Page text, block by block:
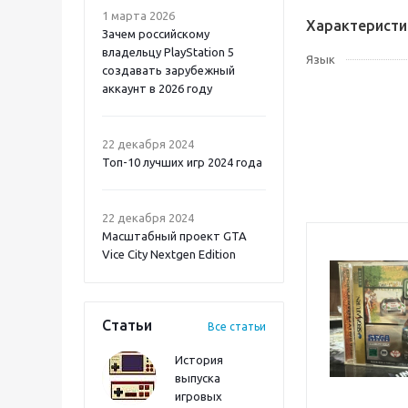
1 марта 2026
Зачем российскому
владельцу PlayStation 5
создавать зарубежный
аккаунт в 2026 году
22 декабря 2024
Топ-10 лучших игр 2024 года
22 декабря 2024
Масштабный проект GTA
Vice City Nextgen Edition
Статьи Все статьи
История
выпуска
игровых
Onimusha: Way of the
Язык